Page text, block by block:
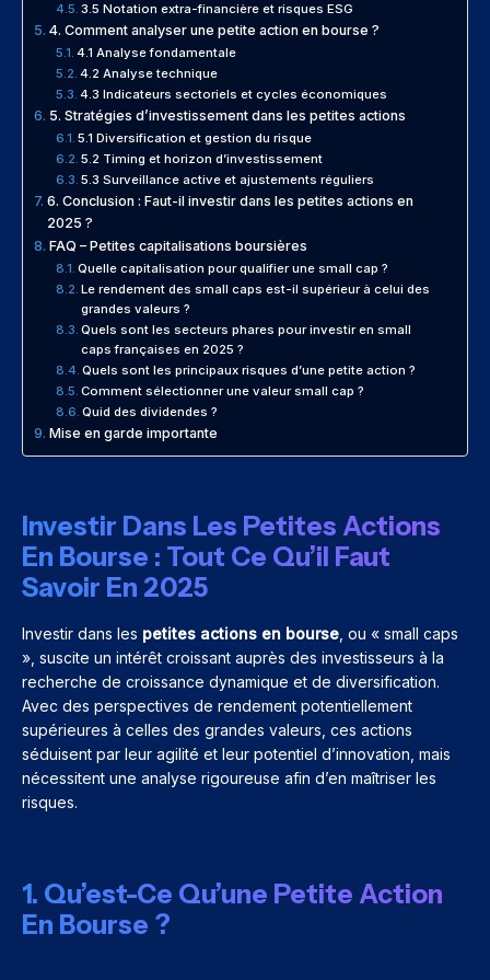
3.5 Notation extra-financière et risques ESG
4. Comment analyser une petite action en bourse ?
4.1 Analyse fondamentale
4.2 Analyse technique
4.3 Indicateurs sectoriels et cycles économiques
5. Stratégies d’investissement dans les petites actions
5.1 Diversification et gestion du risque
5.2 Timing et horizon d’investissement
5.3 Surveillance active et ajustements réguliers
6. Conclusion : Faut-il investir dans les petites actions en
2025 ?
FAQ – Petites capitalisations boursières
Quelle capitalisation pour qualifier une small cap ?
Le rendement des small caps est-il supérieur à celui des
grandes valeurs ?
Quels sont les secteurs phares pour investir en small
caps françaises en 2025 ?
Quels sont les principaux risques d’une petite action ?
Comment sélectionner une valeur small cap ?
Quid des dividendes ?
Mise en garde importante
Investir Dans Les Petites Actions
En Bourse : Tout Ce Qu’il Faut
Savoir En 2025
Investir dans les petites actions en bourse , ou « small caps
», suscite un intérêt croissant auprès des investisseurs à la
recherche de croissance dynamique et de diversification.
Avec des perspectives de rendement potentiellement
supérieures à celles des grandes valeurs, ces actions
séduisent par leur agilité et leur potentiel d’innovation, mais
nécessitent une analyse rigoureuse afin d’en maîtriser les
risques.
1. Qu’est-Ce Qu’une Petite Action
En Bourse ?